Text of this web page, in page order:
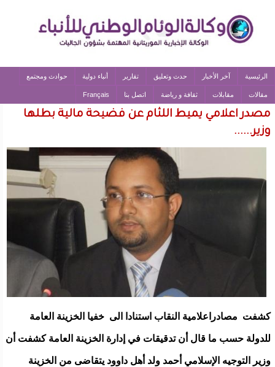
الرئيسية آخر الأخبار حدث وتعليق تقارير أنباء دولية حوادث ومجتمع
مقالات مقابلات ثقافة و رياضة اتصل بنا Français
مصدر اعلامي يميط اللثام عن فضيحة مالية بطلها
وزير......
كشفت مصادراعلامية النقاب استنادا الى خفيا الخزينة العامة
للدولة حسب ما قال أن تدقيقات في إدارة الخزينة العامة كشفت أن
وزير التوجيه الإسلامي أحمد ولد أهل داوود يتقاضى من الخزينة